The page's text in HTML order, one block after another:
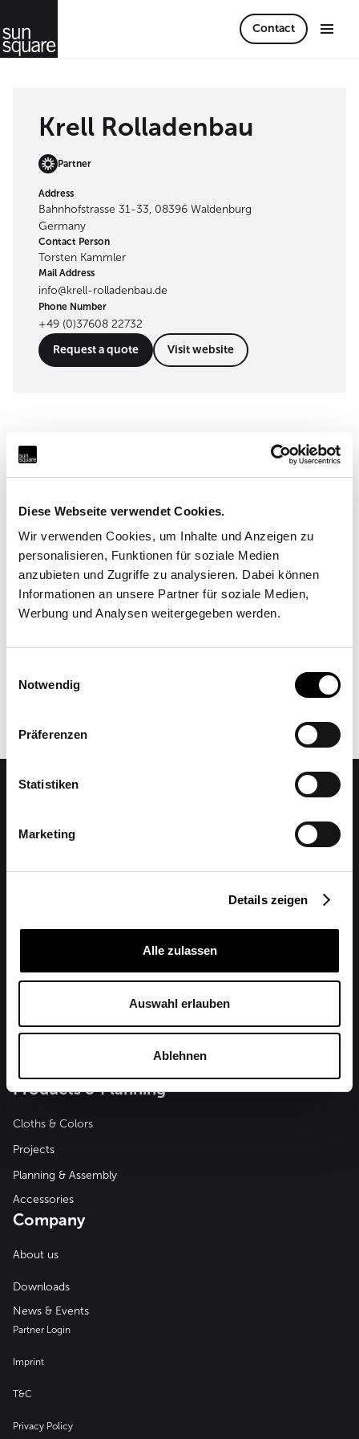
Diese Webseite verwendet Cookies.
Wir verwenden Cookies, um Inhalte und Anzeigen zu
personalisieren, Funktionen für soziale Medien
anzubieten und Zugriffe zu analysieren. Dabei können
Informationen an unsere Partner für soziale Medien,
Werbung und Analysen weitergegeben werden.
Notwendig
Präferenzen
Statistiken
Marketing
Details zeigen
Alle zulassen
Auswahl erlauben
Ablehnen
Contact
Krell Rolladenbau
Partner
Address
Bahnhofstrasse 31-33, 08396 Waldenburg
Germany
Contact Person
Torsten Kammler
Mail Address
info@krell-rolladenbau.de
Phone Number
+49 (0)37608 22732
Request a quote
Visit website
Realised projects
Show all references
Your project could soon be featured here. Contact
your local SunSquare® partner now!
SunSquare Shading Solutions GmbH
Advice & Help
Products & Planning
Cloths & Colors
Projects
Planning & Assembly
Accessories
Company
About us
Downloads
News & Events
Partner Login
Imprint
T&C
Privacy Policy